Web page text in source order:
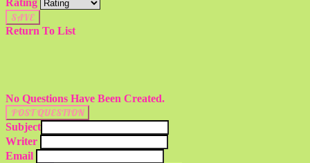
Rating
SAVE
Return To List
No Questions Have Been Created.
POST QUESTION
Subject
Writer
Email